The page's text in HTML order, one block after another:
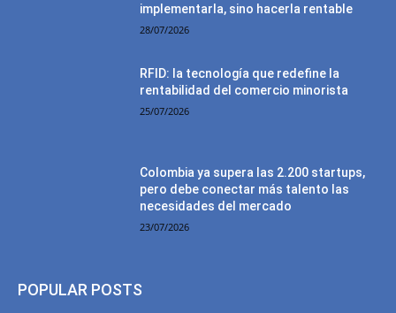
implementarla, sino hacerla rentable
28/07/2026
RFID: la tecnología que redefine la
rentabilidad del comercio minorista
25/07/2026
Colombia ya supera las 2.200 startups,
pero debe conectar más talento las
necesidades del mercado
23/07/2026
POPULAR POSTS